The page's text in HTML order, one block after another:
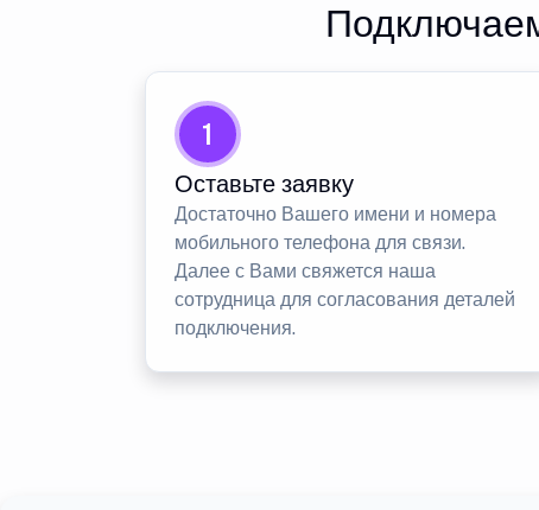
1
Оставьте заявку
Достаточно Вашего имени и номера
мобильного телефона для связи.
Далее с Вами свяжется наша
сотрудница для согласования деталей
подключения.